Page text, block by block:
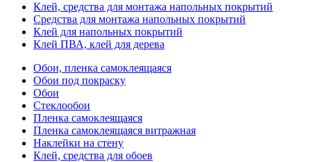
Клей, средства для монтажа напольных покрытий
Средства для монтажа напольных покрытий
Клей для напольных покрытий
Клей ПВА, клей для дерева
Обои, пленка самоклеящаяся
Обои под покраску
Обои
Стеклообои
Пленка самоклеящаяся
Пленка самоклеящаяся витражная
Наклейки на стену
Клей, средства для обоев